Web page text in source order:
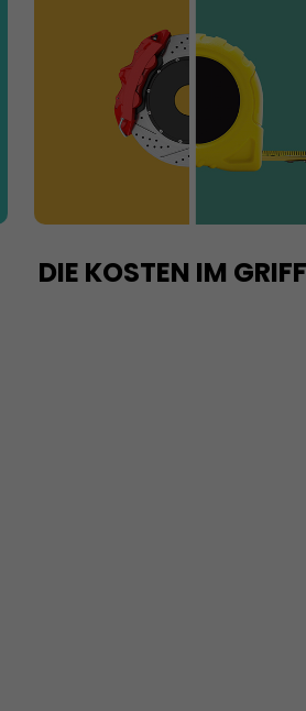
DIE KOSTEN IM GRIFF